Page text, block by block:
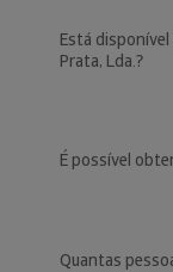
Está disponível
Prata, Lda.?
É possível
Quantas